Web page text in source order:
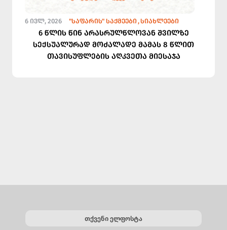
6 ᲘᲕᲚ, 2026 "ᲡᲐᲤᲐᲠᲘᲡ" ᲡᲐᲥᲛᲔᲔᲑᲘ ᲡᲘᲐᲮᲚᲔᲔᲑᲘ
6 წლის წინ არასრულწლოვან შვილზე
სექსუალურად მოძალადე მამას 8 წლით
თავისუფლების აღკვეთა მიესაჯა